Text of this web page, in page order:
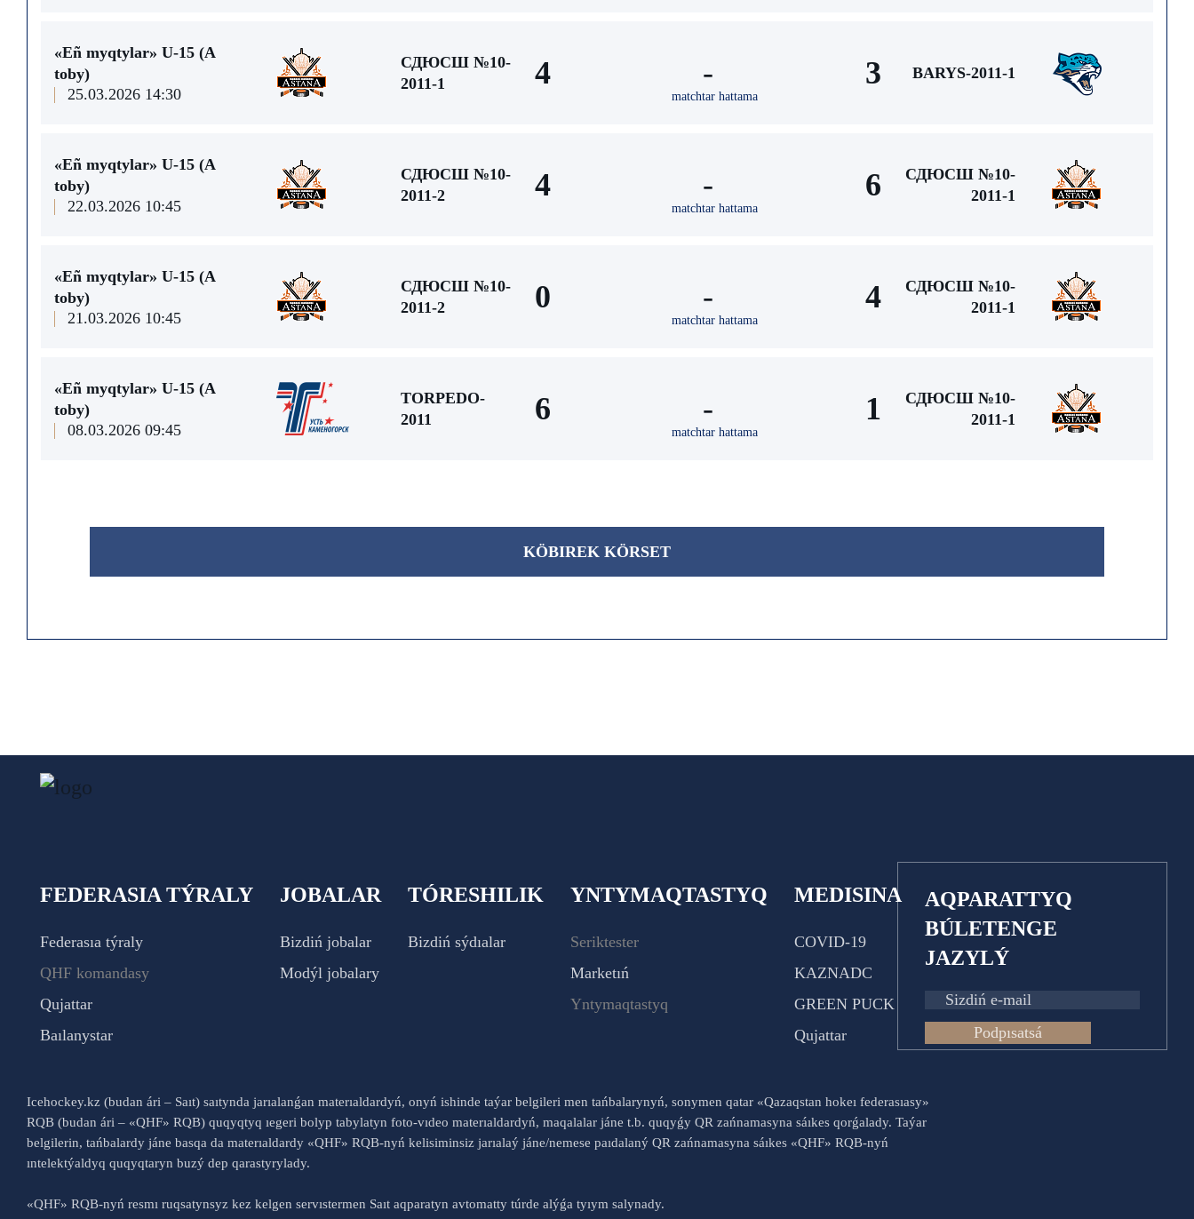
«Eñ myqtylar» U-15 (A
toby)
25.03.2026 14:30
СДЮСШ №10-
2011-1
4 -
matchtar hattama
3 BARYS-2011-1
«Eñ myqtylar» U-15 (A
toby)
22.03.2026 10:45
СДЮСШ №10-
2011-2
4 -
matchtar hattama
6
СДЮСШ №10-
2011-1
«Eñ myqtylar» U-15 (A
toby)
21.03.2026 10:45
СДЮСШ №10-
2011-2
0 -
matchtar hattama
4
СДЮСШ №10-
2011-1
«Eñ myqtylar» U-15 (A
toby)
08.03.2026 09:45
TORPEDO-
2011
6 -
matchtar hattama
1
СДЮСШ №10-
2011-1
KÖBІREK KÖRSET
FEDERASIA TÝRALY
Federasıa týraly
QHF komandasy
Qujattar
Baılanystar
JOBALAR
Bizdiń jobalar
Modýl jobalary
TÓRESHILIK
Bizdiń sýdıalar
YNTYMAQTASTYQ
Seriktester
Marketıń
Yntymaqtastyq
MEDISINA
COVID-19
KAZNADC
GREEN PUCK
Qujattar
AQPARATTYQ
BÚLETENGE
JAZYLÝ
Podpısatsá
Icehockey.kz (budan ári – Saıt) saıtynda jarıalanǵan materıaldardyń, onyń ishinde taýar belgileri men tańbalarynyń, sonymen qatar «Qazaqstan hokeı federasıasy»
RQB (budan ári – «QHF» RQB) quqyqtyq ıegeri bolyp tabylatyn foto-vıdeo materıaldardyń, maqalalar jáne t.b. quqyǵy QR zańnamasyna sáıkes qorǵalady. Taýar
belgilerin, tańbalardy jáne basqa da materıaldardy «QHF» RQB-nyń kelisiminsiz jarıalaý jáne/nemese paıdalaný QR zańnamasyna sáıkes «QHF» RQB-nyń
ıntelektýaldyq quqyqtaryn buzý dep qarastyrylady.
«QHF» RQB-nyń resmı ruqsatynsyz kez kelgen servıstermen Saıt aqparatyn avtomatty túrde alýǵa tyıym salynady.